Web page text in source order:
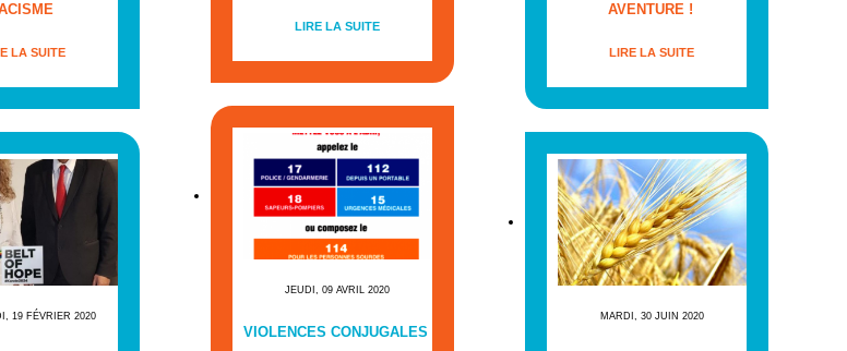
LA SUITE
19 FÉVRIER 2020
LIRE LA SUITE
JEUDI, 09 AVRIL 2020
VIOLENCES CONJUGALES
AVENTURE !
LIRE LA SUITE
MARDI, 30 JUIN 2020